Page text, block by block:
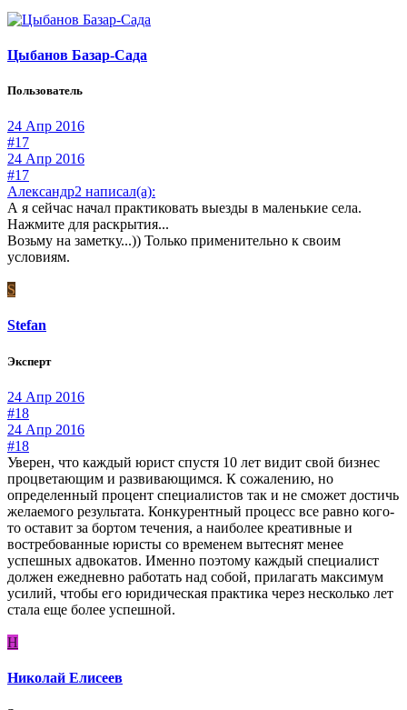
Цыбанов Базар-Сада
Пользователь
24 Апр 2016
#17
24 Апр 2016
#17
Александр2 написал(а):
А я сейчас начал практиковать выезды в маленькие села.
Нажмите для раскрытия...
Возьму на заметку...)) Только применительно к своим
условиям.
S
Stefan
Эксперт
24 Апр 2016
#18
24 Апр 2016
#18
Уверен, что каждый юрист спустя 10 лет видит свой бизнес
процветающим и развивающимся. К сожалению, но
определенный процент специалистов так и не сможет достичь
желаемого результата. Конкурентный процесс все равно кого-
то оставит за бортом течения, а наиболее креативные и
востребованные юристы со временем вытеснят менее
успешных адвокатов. Именно поэтому каждый специалист
должен ежедневно работать над собой, прилагать максимум
усилий, чтобы его юридическая практика через несколько лет
стала еще более успешной.
Н
Николай Елисеев